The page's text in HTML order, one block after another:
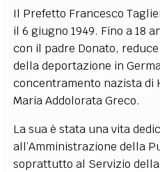
CODICI RUBRICHE LIBRI
Il Prefetto Francesco
il 6 giugno 1949. Fino a 18
con il padre Donato,
della deportazione in
concentramento nazista di
Maria Addolorata Greco.
La sua è stata una vita
all’Amministrazione della
soprattutto al Servizio